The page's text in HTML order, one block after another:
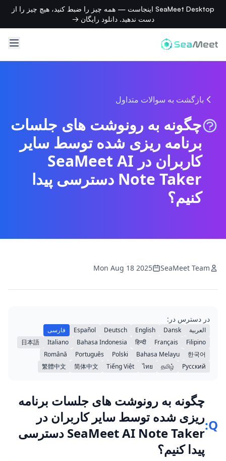
SeaMeet Desktop اینجاست — همه چیز را ضبط کنید، هیچ چیز را از
دست ندهید. دانلود رایگان →
بازگشت به سوالات متداول
چگونه به رونوشت های جلسات
برنامه ریزی شده توسط سایر
کاربران در SeaMeet AI
Note Taker دسترسی پیدا
کنیم؟
SeaMeet Team
Mon Aug 18 2025
در دسترس در:
العربية Dansk
English
Deutsch
Español
فارسی
Filipino
Français
हिन्दी
Bahasa Indonesia
Italiano
日本語
한국어
Bahasa Melayu
Polski
Português
Română
Русский
தமிழ்
ไทย
Tiếng Việt
简体中文
繁體中文
Q:
چگونه به رونوشت های جلسات برنامه
ریزی شده توسط سایر کاربران در
SeaMeet AI Note Taker دسترسی
پیدا کنیم؟